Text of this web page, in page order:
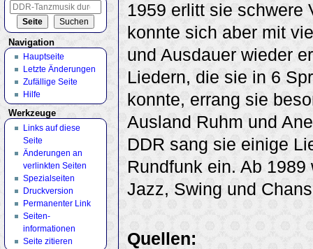
1959 erlitt sie schwere
konnte sich aber mit
und Ausdauer wieder
Liedern, die sie in 6
konnte, errang sie
Ausland Ruhm und
DDR sang sie einige
Rundfunk ein. Ab
Jazz, Swing und
Quellen:
Navigation
Hauptseite
Letzte Änderungen
Zufällige Seite
Hilfe
Werkzeuge
Links auf diese
Seite
Änderungen an
verlinkten Seiten
Spezialseiten
Druckversion
Permanenter Link
Seiten­
informationen
Seite zitieren